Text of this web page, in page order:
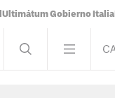
Ultimátum Gobierno Italia